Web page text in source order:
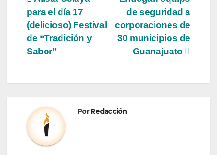
de seguridad a
corporaciones de
30 municipios de
Guanajuato
para el día 17
(delicioso) Festival
de “Tradición y
Sabor”
PorRedacción